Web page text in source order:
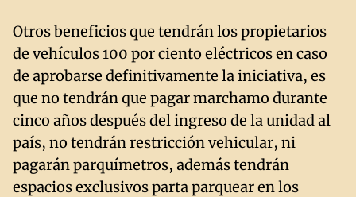
Otros beneficios que tendrán los propietarios
de vehículos 100 por ciento eléctricos en caso
de aprobarse definitivamente la iniciativa, es
que no tendrán que pagar marchamo durante
cinco años después del ingreso de la unidad al
país, no tendrán restricción vehicular, ni
pagarán parquímetros, además tendrán
espacios exclusivos parta parquear en los